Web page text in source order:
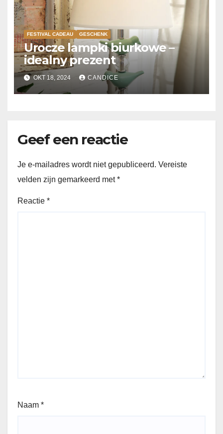
FESTIVAL CADEAU GESCHENK
Urocze lampki biurkowe –
idealny prezent
OKT 18, 2024 CANDICE
Geef een reactie
Je e-mailadres wordt niet gepubliceerd. Vereiste
velden zijn gemarkeerd met*
Reactie *
Naam *